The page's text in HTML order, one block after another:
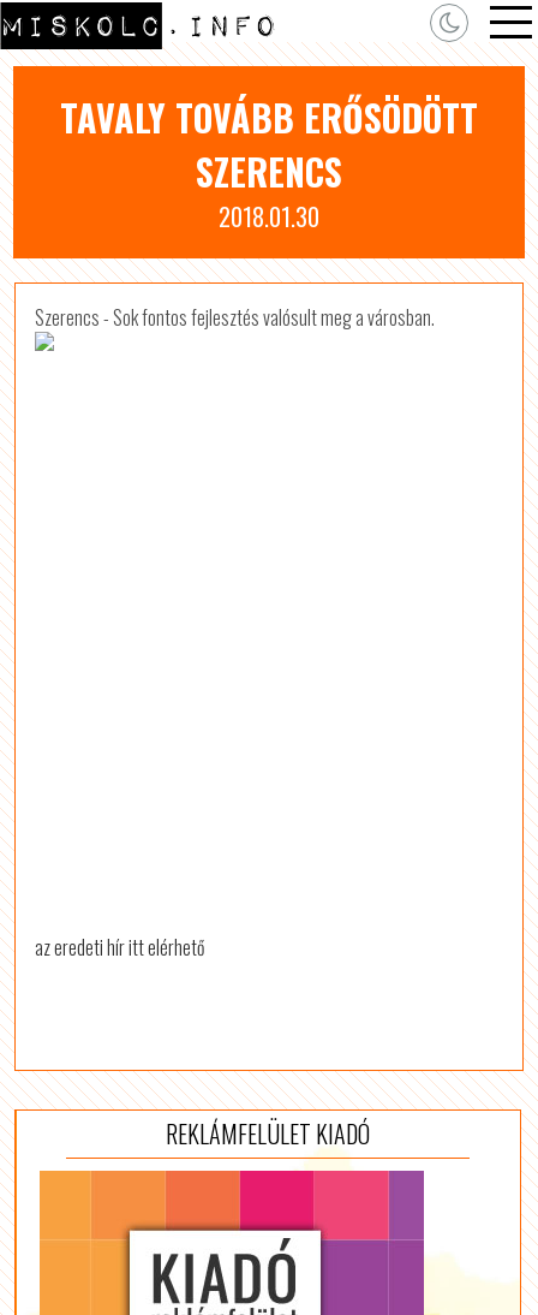
TAVALY TOVÁBB ERŐSÖDÖTT
SZERENCS
2018.01.30
Szerencs - Sok fontos fejlesztés valósult meg a városban.
az eredeti hír itt elérhető
REKLÁMFELÜLET KIADÓ